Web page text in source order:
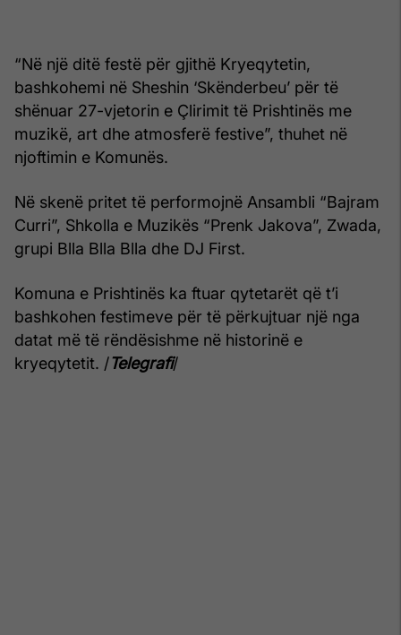
“Në një ditë festë për gjithë Kryeqytetin,
bashkohemi në Sheshin ‘Skënderbeu’ për të
shënuar 27-vjetorin e Çlirimit të Prishtinës me
muzikë, art dhe atmosferë festive”, thuhet në
njoftimin e Komunës.
Në skenë pritet të performojnë Ansambli “Bajram
Curri”, Shkolla e Muzikës “Prenk Jakova”, Zwada,
grupi Blla Blla Blla dhe DJ First.
Komuna e Prishtinës ka ftuar qytetarët që t’i
bashkohen festimeve për të përkujtuar një nga
datat më të rëndësishme në historinë e
kryeqytetit. /Telegrafi/